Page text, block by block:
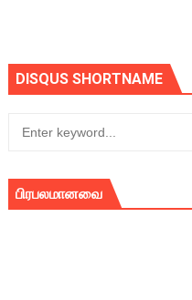
DISQUS SHORTNAME
பிரபலமானவை